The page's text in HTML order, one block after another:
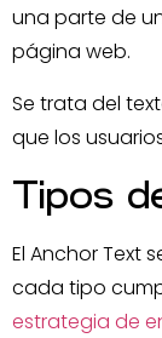
una parte de
página web.
Se trata del
que los
Tipos
El Anchor Text
cada tipo
estrategia de